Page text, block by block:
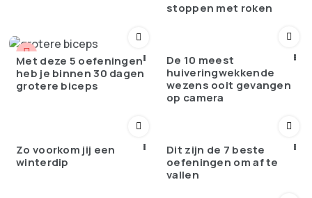
stoppen met roken
Met deze 5 oefeningen
heb je binnen 30 dagen
grotere biceps
De 10 meest
huiveringwekkende
wezens ooit gevangen
op camera
Zo voorkom jij een
winterdip
Dit zijn de 7 beste
oefeningen om af te
vallen